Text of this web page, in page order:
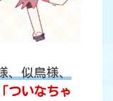
、似鳥様、
「ついなちゃ